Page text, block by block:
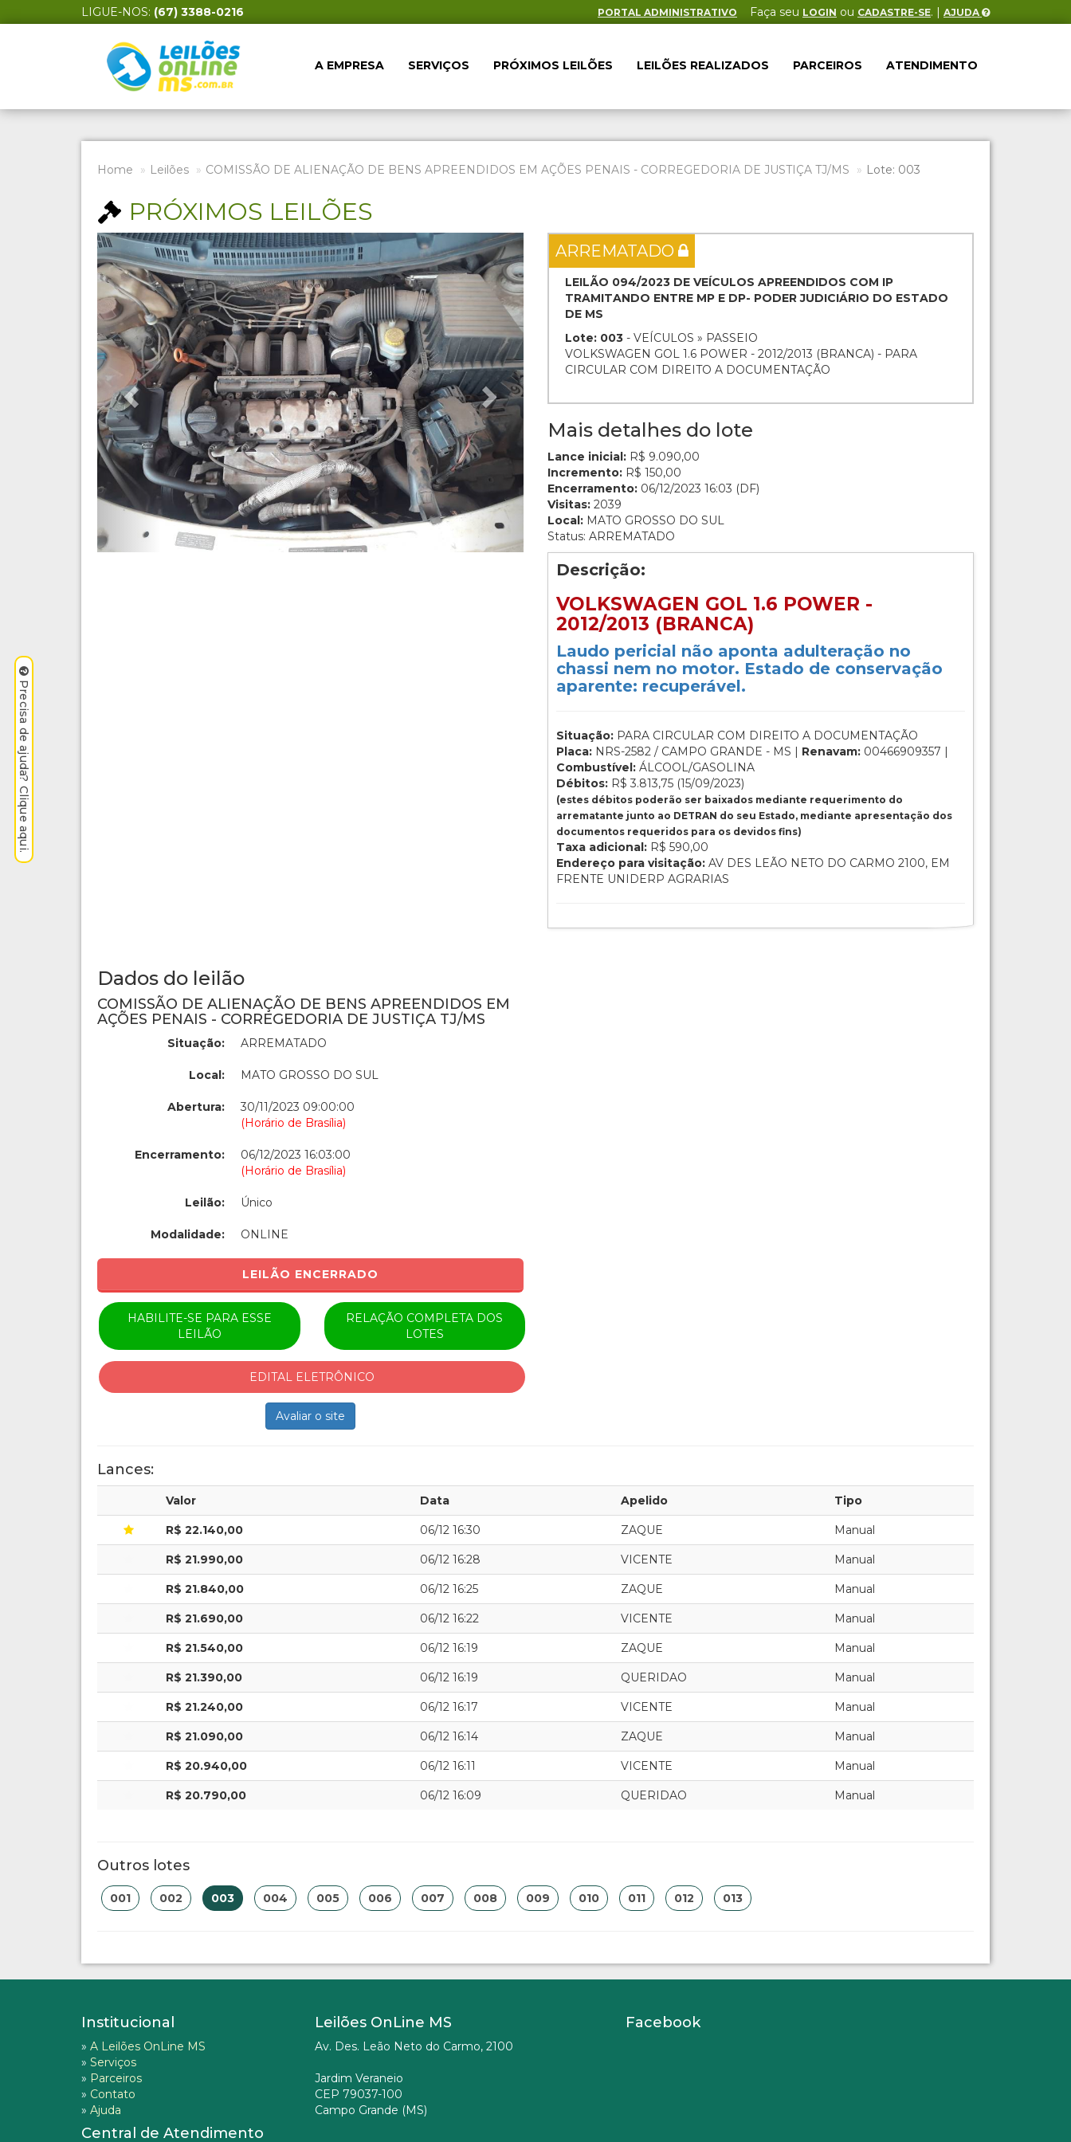
LIGUE-NOS: (67) 3388-0216 PORTAL ADMINISTRATIVO Faça seu LOGIN ou CADASTRE-SE. | AJUDA
A EMPRESA SERVIÇOS PRÓXIMOS LEILÕES LEILÕES REALIZADOS PARCEIROS ATENDIMENTO
Home Leilões COMISSÃO DE ALIENAÇÃO DE BENS APREENDIDOS EM AÇÕES PENAIS - CORREGEDORIA DE JUSTIÇA TJ/MS Lote: 003
PRÓXIMOS LEILÕES
Previous Next ARREMATADO
LEILÃO 094/2023 DE VEÍCULOS APREENDIDOS COM IP
TRAMITANDO ENTRE MP E DP- PODER JUDICIÁRIO DO ESTADO
DE MS
Lote: 003 - VEÍCULOS » PASSEIO
VOLKSWAGEN GOL 1.6 POWER - 2012/2013 (BRANCA) - PARA
CIRCULAR COM DIREITO A DOCUMENTAÇÃO
Mais detalhes do lote
Lance inicial: R$ 9.090,00
Incremento: R$ 150,00
Encerramento: 06/12/2023 16:03 (DF)
Visitas: 2039
Local: MATO GROSSO DO SUL
Status: ARREMATADO
Descrição:
VOLKSWAGEN GOL 1.6 POWER -
2012/2013 (BRANCA)
Laudo pericial não aponta adulteração no
chassi nem no motor. Estado de conservação
aparente: recuperável.
Situação: PARA CIRCULAR COM DIREITO A DOCUMENTAÇÃO
Placa: NRS-2582 / CAMPO GRANDE - MS | Renavam: 00466909357 |
Combustível: ÁLCOOL/GASOLINA
Débitos: R$ 3.813,75 (15/09/2023)
(estes débitos poderão ser baixados mediante requerimento do
arrematante junto ao DETRAN do seu Estado, mediante apresentação dos
documentos requeridos para os devidos fins)
Taxa adicional: R$ 590,00
Endereço para visitação: AV DES LEÃO NETO DO CARMO 2100, EM
FRENTE UNIDERP AGRARIAS
Dados do leilão
COMISSÃO DE ALIENAÇÃO DE BENS APREENDIDOS EM
AÇÕES PENAIS - CORREGEDORIA DE JUSTIÇA TJ/MS
Situação: ARREMATADO
Local: MATO GROSSO DO SUL
Abertura:
30/11/2023 09:00:00
(Horário de Brasília)
Encerramento:
06/12/2023 16:03:00
(Horário de Brasília)
Leilão: Único
Modalidade: ONLINE
LEILÃO ENCERRADO
HABILITE-SE PARA ESSE
LEILÃO
RELAÇÃO COMPLETA DOS
LOTES
EDITAL ELETRÔNICO
Avaliar o site
Lances:
Valor Data Apelido Tipo
R$ 22.140,00 06/12 16:30 ZAQUE Manual
R$ 21.990,00 06/12 16:28 VICENTE Manual
R$ 21.840,00 06/12 16:25 ZAQUE Manual
R$ 21.690,00 06/12 16:22 VICENTE Manual
R$ 21.540,00 06/12 16:19 ZAQUE Manual
R$ 21.390,00 06/12 16:19 QUERIDAO Manual
R$ 21.240,00 06/12 16:17 VICENTE Manual
R$ 21.090,00 06/12 16:14 ZAQUE Manual
R$ 20.940,00 06/12 16:11 VICENTE Manual
R$ 20.790,00 06/12 16:09 QUERIDAO Manual
Outros lotes
001 002 003 004 005 006 007 008 009 010 011 012 013
Institucional
» A Leilões OnLine MS
» Serviços
» Parceiros
» Contato
» Ajuda
Central de Atendimento
Leilões OnLine MS
Av. Des. Leão Neto do Carmo, 2100
Jardim Veraneio
CEP 79037-100
Campo Grande (MS)
Facebook
Precisa de ajuda? Clique aqui.